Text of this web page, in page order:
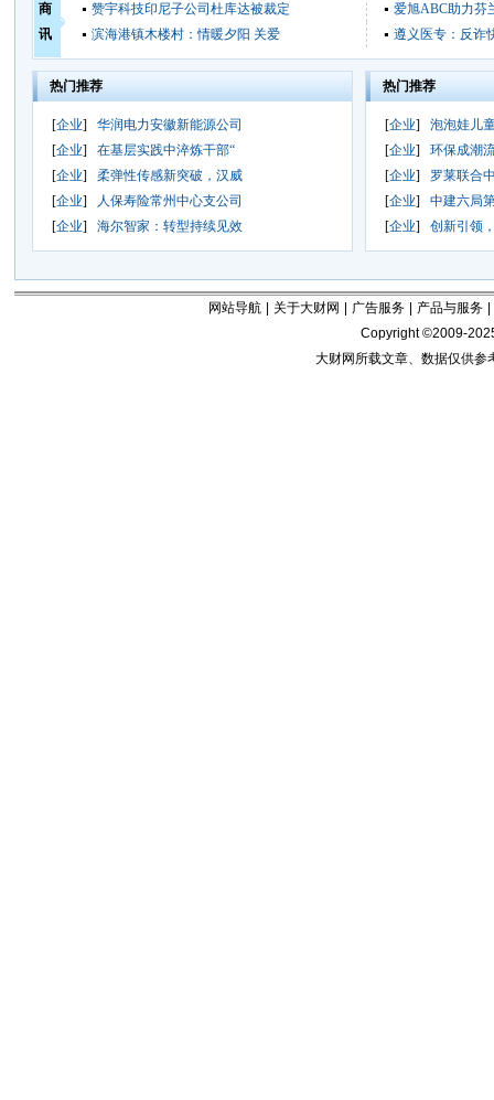
商
讯
赞宇科技印尼子公司杜库达被裁定
爱旭ABC助力芬
滨海港镇木楼村：情暖夕阳 关爱
遵义医专：反诈
热门推荐
[企业]
华润电力安徽新能源公司
[企业]
在基层实践中淬炼干部“
[企业]
柔弹性传感新突破，汉威
[企业]
人保寿险常州中心支公司
[企业] 海尔智家：转型持续见效
热门推荐
[企业]
泡泡娃儿
[企业]
环保成潮
[企业]
罗莱联合
[企业]
中建六局
[企业] 创新引领
网站导航 关于大财网 广告服务 产品与服务
Copyright ©2009-
大财网所载文章、数据仅供参